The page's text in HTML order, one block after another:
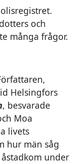
och
många frågor.
Helsingfors
, besvarade
Moa
livets
hur män såg
under